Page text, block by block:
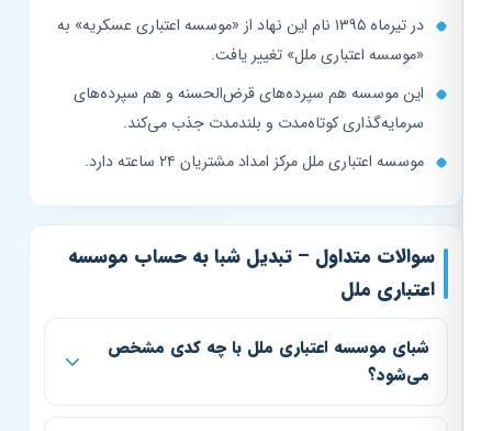
در تیرماه ۱۳۹۵ نام این نهاد از «موسسه اعتباری عسکریه» به
«موسسه اعتباری ملل» تغییر یافت.
این موسسه هم سپرده‌های قرض‌الحسنه و هم سپرده‌های
سرمایه‌گذاری کوتاه‌مدت و بلندمدت جذب می‌کند.
موسسه اعتباری ملل مرکز امداد مشتریان ۲۴ ساعته دارد.
سوالات متداول – تبدیل شبا به حساب موسسه
اعتباری ملل
شبای موسسه اعتباری ملل با چه کدی مشخص
می‌شود؟